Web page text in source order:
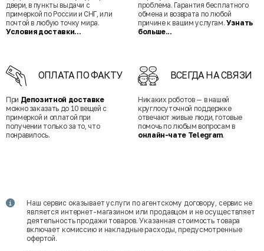
двери, в пункты выдачи с
примеркой по России и СНГ, или
почтой в любую точку мира.
Условия доставки...
проблема. Гарантия бесплатного
обмена и возврата по любой
причине к вашим услугам. Узнать
больше...
ОПЛАТА ПО ФАКТУ
При Депозитной доставке
можно заказать до 10 вещей с
примеркой и оплатой при
получении только за то, что
понравилось.
ВСЕГДА НА СВЯЗИ
Никаких роботов — в нашей
круглосуточной поддержке
отвечают живые люди, готовые
помочь по любым вопросам в
онлайн-чате Telegram.
Наш сервис оказывает услуги по агентскому договору, сервис не
является интернет-магазином или продавцом и не осуществляет
деятельность продажи товаров. Указанная стоимость товара
включает комиссию и накладные расходы, предусмотренные
офертой.